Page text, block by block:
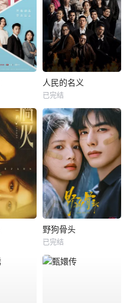
人民的名义
已完结
野狗骨头
已完结